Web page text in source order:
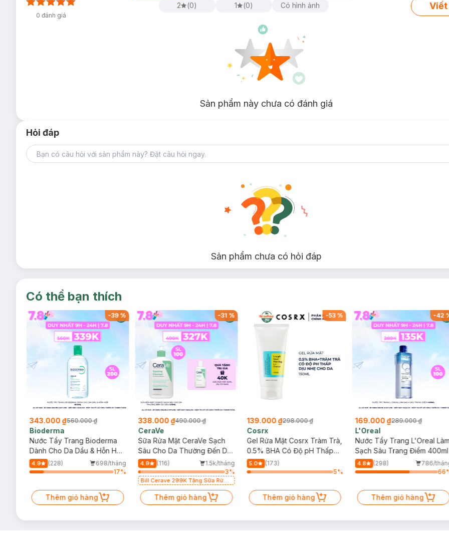
0 đánh giá
2
(0) 1 (0) Có hình ảnh Viết
Sản phẩm này chưa có đánh giá
Hỏi đáp
Sản phẩm chưa có hỏi đáp
Có thể bạn thích
-39%
343.000 ₫560.000 ₫
Bioderma
Nước Tẩy Trang Bioderma
Dành Cho Da Dầu & Hỗn Hợp
500ml
4.9 (228)
698/tháng
17%
Thêm giỏ hàng
-31 %
338.000 ₫490.000 ₫
CeraVe
Sữa Rửa Mặt CeraVe Sạch
Sâu Cho Da Thường Đến Da
Dầu 473ml
4.9 (116)
1.5k/tháng
3%
Bill Cerave 299K Tặng Sữa Rửa
Thêm giỏ hàng
-53%
139.000 ₫298.000 ₫
Cosrx
Gel Rửa Mặt Cosrx Tràm Trà,
0.5% BHA Có Độ pH Thấp
150ml
5.0
(173)
5%
Thêm giỏ hàng
-42
169.000 ₫289.000 ₫
L'Oreal
Nước Tẩy Trang L'Oreal
Sạch Sâu Trang Điểm 400ml
4.8 (298)
786/
66
Thêm giỏ hàng